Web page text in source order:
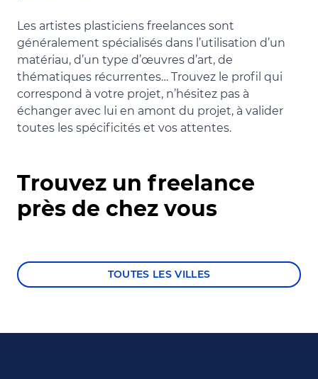
Les artistes plasticiens freelances sont
généralement spécialisés dans l’utilisation d’un
matériau, d’un type d’œuvres d’art, de
thématiques récurrentes… Trouvez le profil qui
correspond à votre projet, n’hésitez pas à
échanger avec lui en amont du projet, à valider
toutes les spécificités et vos attentes.
Trouvez un freelance
près de chez vous
TOUTES LES VILLES